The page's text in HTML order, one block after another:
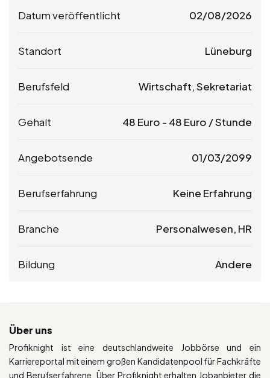
Datum veröffentlicht 02/08/2026
Standort Lüneburg
Berufsfeld Wirtschaft, Sekretariat
Gehalt 48 Euro - 48 Euro / Stunde
Angebotsende 01/03/2099
Berufserfahrung Keine Erfahrung
Branche Personalwesen, HR
Bildung Andere
Über uns
Profiknight ist eine deutschlandweite Jobbörse und ein
Karriereportal mit einem großen Kandidatenpool für Fachkräfte
und Berufserfahrene. Über Profiknight erhalten Jobanbieter die